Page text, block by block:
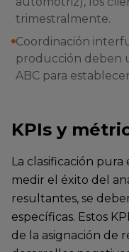
trimestralmente.
Coordinación
producción deben
ABC para
KPIs y
La clasificación pura
medir el éxito del
resultantes, se
específicas. Estos
de la asignación de